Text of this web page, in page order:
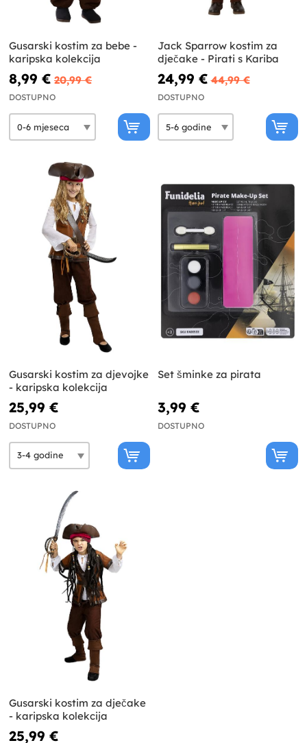
Gusarski kostim za bebe -
karipska kolekcija
8,99 € 20,99 €
DOSTUPNO
Jack Sparrow kostim za
dječake - Pirati s Kariba
24,99 € 44,99 €
DOSTUPNO
Gusarski kostim za djevojke
- karipska kolekcija
25,99 €
DOSTUPNO
Set šminke za pirata
3,99 €
DOSTUPNO
Gusarski kostim za dječake
- karipska kolekcija
25,99 €